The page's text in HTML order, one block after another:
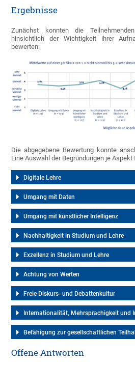
Ergebnisse
Zunächst konnten die
hinsichtlich der Wichtigkeit ihrer
bewerten:
Die abgegebene Bewertung konnte
Eine Auswahl der Begründungen je
Digitale Lehre
Umgang mit Daten
Umgang mit künstlicher Intelligenz
Nachhaltigkeit in Studium und Lehre
Exzellenz in Studium und Lehre
Achtung von Werten
Freie Diskurs- und Debattenkultur
Internationalität, Mehrsprachigkeit und
Befähigung zur gesellschaftlichen
Offene Antworten